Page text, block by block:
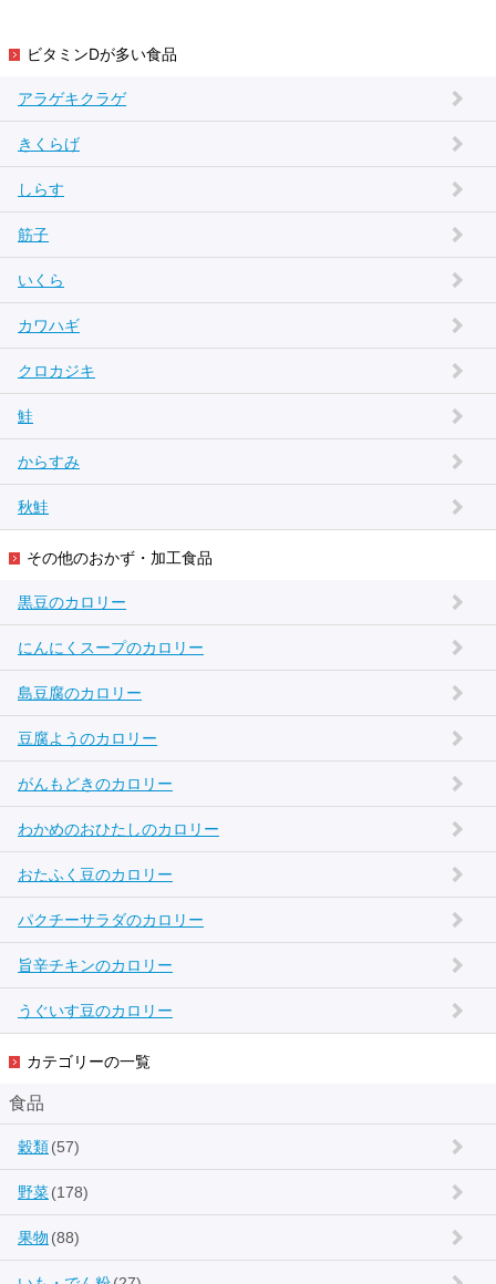
ビタミンDが多い食品
アラゲキクラゲ
きくらげ
しらす
筋子
いくら
カワハギ
クロカジキ
鮭
からすみ
秋鮭
その他のおかず・加工食品
黒豆のカロリー
にんにくスープのカロリー
島豆腐のカロリー
豆腐ようのカロリー
がんもどきのカロリー
わかめのおひたしのカロリー
おたふく豆のカロリー
パクチーサラダのカロリー
旨辛チキンのカロリー
うぐいす豆のカロリー
カテゴリーの一覧
食品
穀類(57)
野菜(178)
果物 (88)